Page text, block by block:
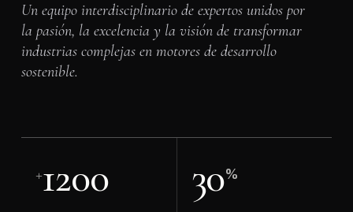
Un equipo interdisciplinario de expertos unidos por
la pasión, la excelencia y la visión de transformar
industrias complejas en motores de desarrollo
sostenible.
+1200 30%